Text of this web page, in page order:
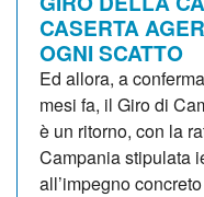
CASERTA
OGNI SCATTO
Ed allora, a
mesi fa, il Giro di
è un ritorno, con la
Campania stipulata
all’impegno